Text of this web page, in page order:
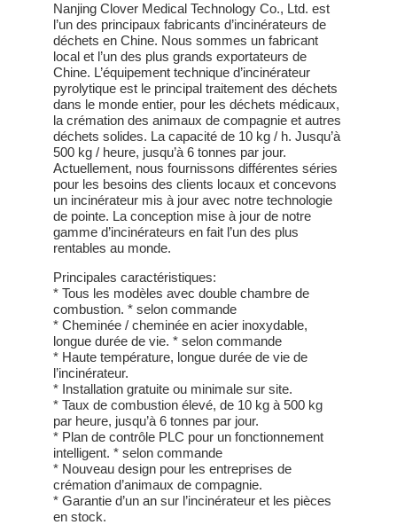
Nanjing Clover Medical Technology Co., Ltd. est
l’un des principaux fabricants d’incinérateurs de
déchets en Chine. Nous sommes un fabricant
local et l’un des plus grands exportateurs de
Chine. L’équipement technique d’incinérateur
pyrolytique est le principal traitement des déchets
dans le monde entier, pour les déchets médicaux,
la crémation des animaux de compagnie et autres
déchets solides. La capacité de 10 kg / h. Jusqu’à
500 kg / heure, jusqu’à 6 tonnes par jour.
Actuellement, nous fournissons différentes séries
pour les besoins des clients locaux et concevons
un incinérateur mis à jour avec notre technologie
de pointe. La conception mise à jour de notre
gamme d’incinérateurs en fait l’un des plus
rentables au monde.
Principales caractéristiques:
* Tous les modèles avec double chambre de
combustion. * selon commande
* Cheminée / cheminée en acier inoxydable,
longue durée de vie. * selon commande
* Haute température, longue durée de vie de
l’incinérateur.
* Installation gratuite ou minimale sur site.
* Taux de combustion élevé, de 10 kg à 500 kg
par heure, jusqu’à 6 tonnes par jour.
* Plan de contrôle PLC pour un fonctionnement
intelligent. * selon commande
* Nouveau design pour les entreprises de
crémation d’animaux de compagnie.
* Garantie d’un an sur l’incinérateur et les pièces
en stock.